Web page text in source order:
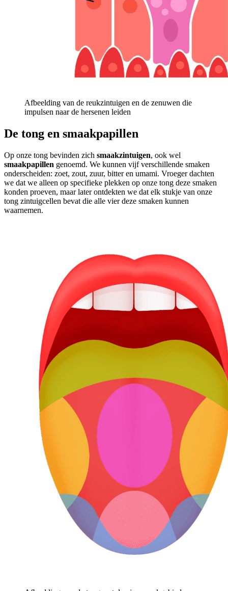
Afbeelding van de reukzintuigen en de zenuwen die
impulsen naar de hersenen leiden
De tong en smaakpapillen
Op onze tong bevinden zich smaakzintuigen, ook wel
smaakpapillen genoemd. We kunnen vijf verschillende smaken
onderscheiden: zoet, zout, zuur, bitter en umami. Vroeger dachten
we dat we alleen op specifieke plekken op onze tong deze smaken
konden proeven, maar later ontdekten we dat elk stukje van onze
tong zintuigcellen bevat die alle vier deze smaken kunnen
waarnemen.